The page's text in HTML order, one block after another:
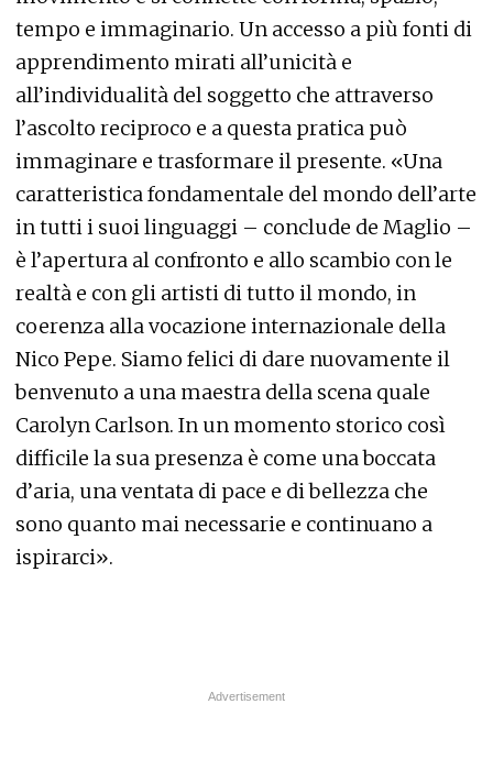
tempo e immaginario. Un accesso a più fonti di
apprendimento mirati all’unicità e
all’individualità del soggetto che attraverso
l’ascolto reciproco e a questa pratica può
immaginare e trasformare il presente. «Una
caratteristica fondamentale del mondo dell’arte
in tutti i suoi linguaggi – conclude de Maglio –
è l’apertura al confronto e allo scambio con le
realtà e con gli artisti di tutto il mondo, in
coerenza alla vocazione internazionale della
Nico Pepe. Siamo felici di dare nuovamente il
benvenuto a una maestra della scena quale
Carolyn Carlson. In un momento storico così
difficile la sua presenza è come una boccata
d’aria, una ventata di pace e di bellezza che
sono quanto mai necessarie e continuano a
ispirarci».